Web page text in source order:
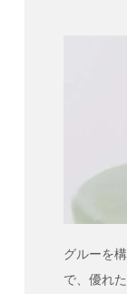
グルーを
で、優れ